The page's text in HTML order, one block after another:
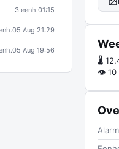
3 eenh.01:15
05 Aug 21:29
05 Aug 19:56
🌡
👁 10